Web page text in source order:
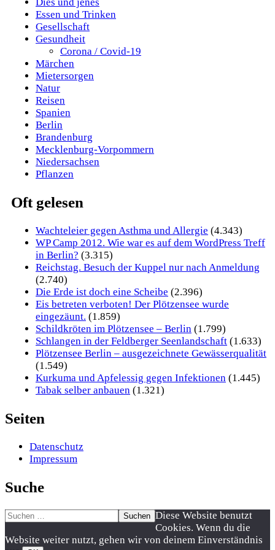
Dies und jenes
Essen und Trinken
Gesellschaft
Gesundheit
Corona / Covid-19
Märchen
Mietersorgen
Natur
Reisen
Spanien
Berlin
Brandenburg
Mecklenburg-Vorpommern
Niedersachsen
Pflanzen
Oft gelesen
Wachteleier gegen Asthma und Allergie (4.343)
WP Camp 2012. Wie war es auf dem WordPress Treff
in Berlin? (3.315)
Reichstag. Besuch der Kuppel nur nach Anmeldung
(2.740)
Die Erde ist doch eine Scheibe (2.396)
Eis betreten verboten! Der Plötzensee wurde
eingezäunt. (1.859)
Schildkröten im Plötzensee – Berlin (1.799)
Schlangen in der Feldberger Seenlandschaft (1.633)
Plötzensee Berlin – ausgezeichnete Gewässerqualität
(1.549)
Kurkuma und Apfelessig gegen Infektionen (1.445)
Tabak selber anbauen (1.321)
Seiten
Datenschutz
Impressum
Suche
Suchen
Nach
oben
scrollen
Diese Website benutzt
Cookies. Wenn du die
Website weiter nutzt, gehen wir von deinem Einverständnis